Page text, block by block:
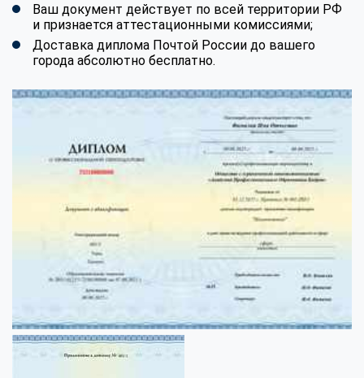
Ваш документ действует по всей территории РФ
и признается аттестационными комиссиями;
Доставка диплома Почтой России до вашего
города абсолютно бесплатно.